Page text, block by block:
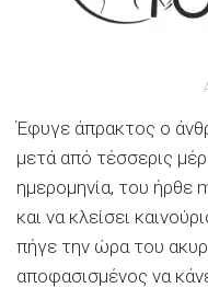
Έφυγε άπρακτος ο
μετά από τέσσερις
ημερομηνία, του ήρθε
και να κλείσει
πήγε την ώρα του
αποφασισμένος να